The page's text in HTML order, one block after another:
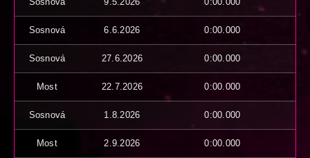
Sosnová 6.6.2026 0:00.000
Sosnová 27.6.2026 0:00.000
Most 22.7.2026 0:00.000
Sosnová 1.8.2026 0:00.000
Most 2.9.2026 0:00.000